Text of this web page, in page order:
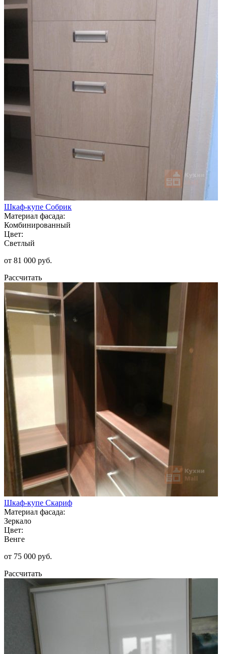
Шкаф-купе Собрик
Материал фасада:
Комбинированный
Цвет:
Светлый
от 81 000 руб.
Рассчитать
Шкаф-купе Скариф
Материал фасада:
Зеркало
Цвет:
Венге
от 75 000 руб.
Рассчитать